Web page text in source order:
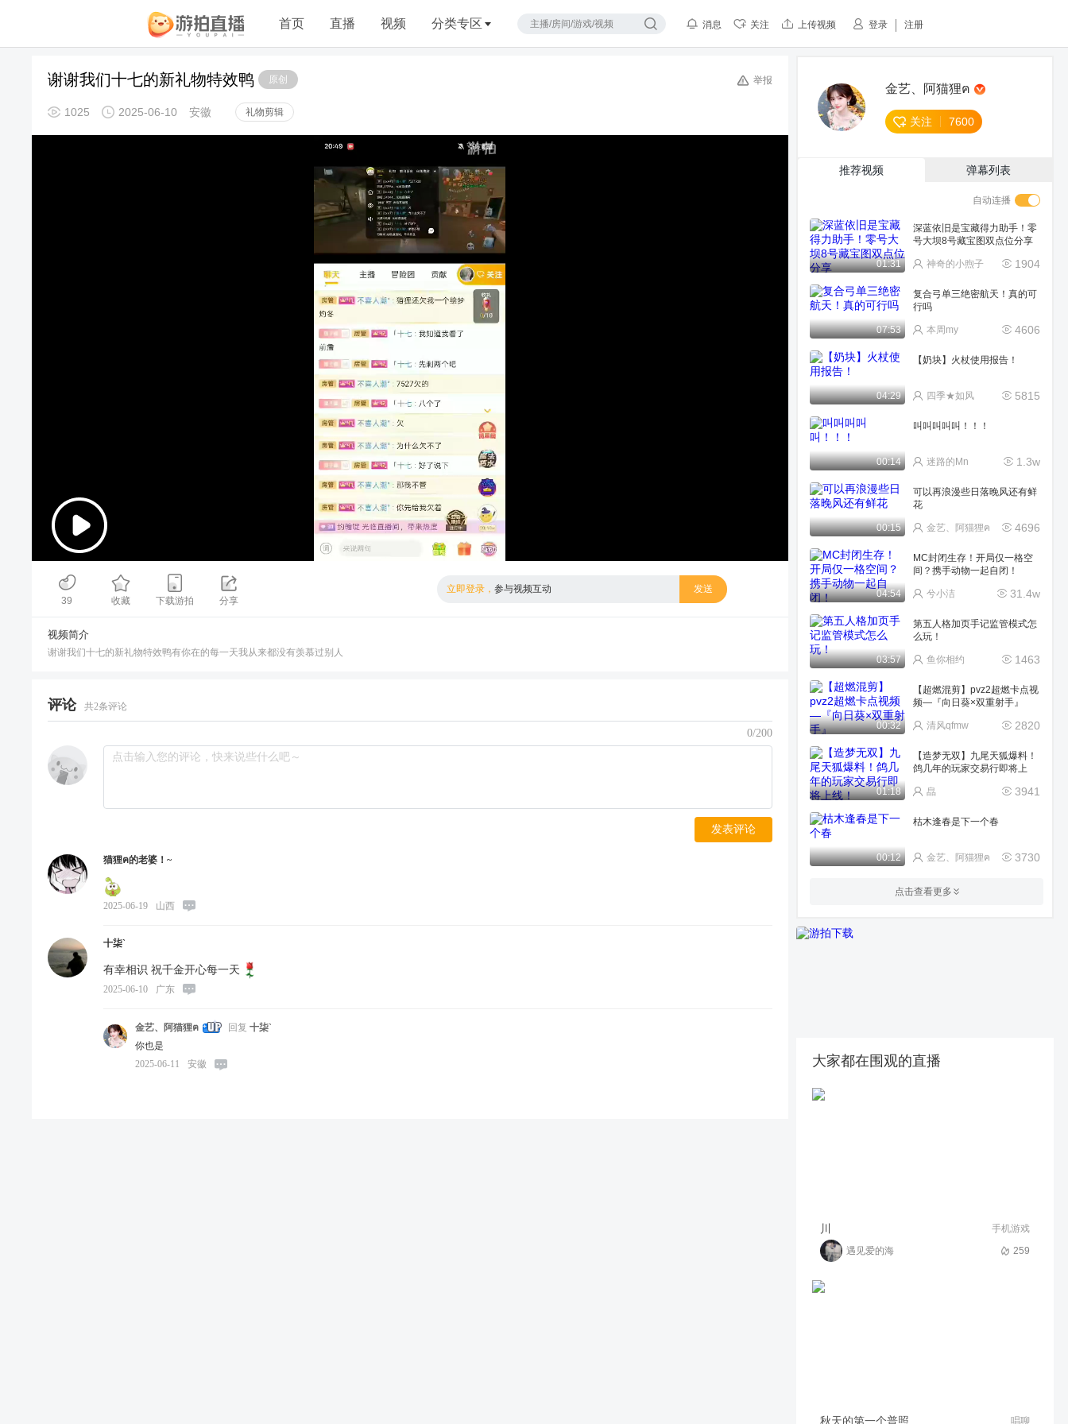
首页 直播 视频 分类专区 登录 注册
消息 关注 上传视频
原创
谢谢我们十七的新礼物特效鸭 举报
1025 2025-06-10 安徽 礼物剪辑
00:00/00:22 标清
倍数
39
收藏 下载游拍 分享
立即登录，参与视频互动 发送
视频简介
谢谢我们十七的新礼物特效鸭有你在的每一天我从来都没有羡慕过别人️
评论 共2条评论
0/200
发表评论
猫狸ฅ的老婆！~
2025-06-19 山西
十柒`
有幸相识 祝千金开心每一天
2025-06-10 广东
金艺、阿猫狸ฅ 回复 十柒`
你也是
2025-06-11
安徽
金艺、阿猫狸ฅ
关注 7600
推荐视频 弹幕列表
自动连播
01:31
深蓝依旧是宝藏得力助手！零
号大坝8号藏宝图双点位分享
1904
神奇的小煦子
07:53
复合弓单三绝密航天！真的可
行吗
4606
本周my
04:29
【奶块】火杖使用报告！
5815
四季★如风
00:14
叫叫叫叫叫！！！
1.3w
迷路的Mn
00:15
可以再浪漫些日落晚风还有鲜
花
4696
金艺、阿猫狸ฅ
04:54
MC封闭生存！开局仅一格空
间？携手动物一起自闭！
31.4w
兮小洁
03:57
第五人格加页手记监管模式怎
么玩！
1463
鱼你相约
00:32
【超燃混剪】pvz2超燃卡点视
频—『向日葵×双重射手』
2820
清风qfmw
01:18
【造梦无双】九尾天狐爆料！
鸽几年的玩家交易行即将上
3941
皛
00:12
枯木逢春是下一个春
3730
金艺、阿猫狸ฅ
排位遇到弓箭手和牛仔不要慌
00:55 片哥三角洲行动
10:14 9615
点击查看更多
大家都在围观的直播
手机游戏
川
259
遇见爱的海
唱聊
秋天的第一个普照